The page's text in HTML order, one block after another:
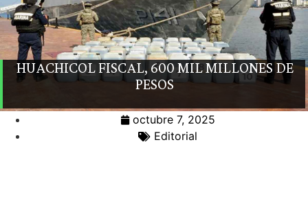
HUACHICOL FISCAL, 600 MIL MILLONES DE
PESOS
octubre 7, 2025
Editorial